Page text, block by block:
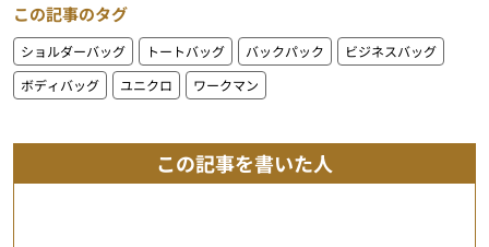
この記事のタグ
ショルダーバッグ トートバッグ バックパック
ビジネスバッグ
ボディバッグ
ユニクロ ワークマン
この記事を書いた人